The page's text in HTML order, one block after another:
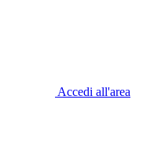
Accedi all'area